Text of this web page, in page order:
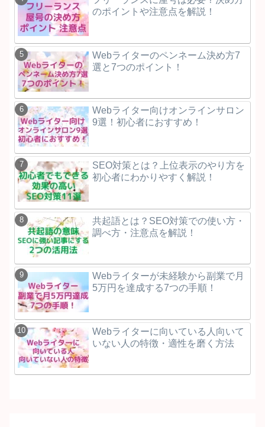
のポイントや注意点を解説！
Webライターのペンネーム決め方7
選と7つのポイント！
Webライター向けオンラインサロン
9選！初心者におすすめ！
SEO対策とは？上位表示のやり方を
初心者にわかりやすく解説！
共起語とは？SEO対策での使い方・
調べ方・注意点を解説！
Webライターが未経験から副業で月
5万円を達成する7つの手順！
Webライターに向いている人向いて
いない人の特徴・適性を磨く方法